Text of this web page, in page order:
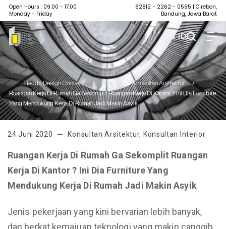
Open Hours : 09.00 - 17.00
Monday - Friday
62812 - 2262 - 0595 | Cirebon,
Bandung, Jawa Barat
| ID
Beddo Design Concept / Blog Konsultan Arsitektur
/
Ruangan Kerja Di Rumah Ga Sekomplit Ruangan Kerja Di Kantor ? Ini Dia Furniture
Yang Mendukung Kerja Di Rumah Jadi Makin Asyik
24 Juni 2020 Konsultan Arsitektur, Konsultan Interior
Ruangan Kerja Di Rumah Ga Sekomplit Ruangan
Kerja Di Kantor ? Ini Dia Furniture Yang
Mendukung Kerja Di Rumah Jadi Makin Asyik
Jenis pekerjaan yang kini bervarian lebih banyak,
dan berkat kemajuan teknologi yang makin canggih.